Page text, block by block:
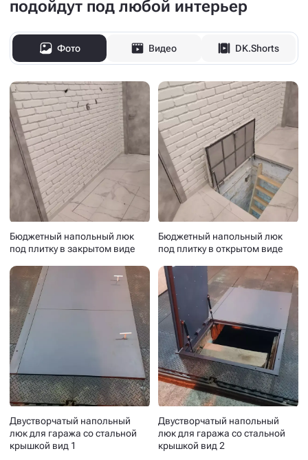
подойдут под любой интерьер
Фото Видео DK.Shorts
Бюджетный напольный люк
под плитку в закрытом виде
Бюджетный напольный люк
под плитку в открытом виде
Двустворчатый напольный
люк для гаража со стальной
крышкой вид 1
Двустворчатый напольный
люк для гаража со стальной
крышкой вид 2